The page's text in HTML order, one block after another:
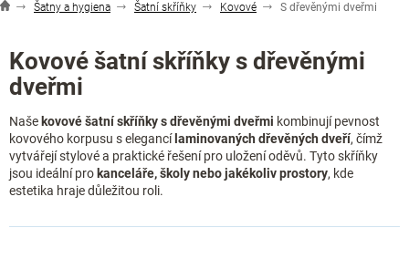
Šatny a hygiena Šatní skříňky Kovové S dřevěnými dveřmi
Kovové šatní skříňky s dřevěnými
dveřmi
Naše kovové šatní skříňky s dřevěnými dveřmi kombinují pevnost
kovového korpusu s elegancí laminovaných dřevěných dveří, čímž
vytvářejí stylové a praktické řešení pro uložení oděvů. Tyto skříňky
jsou ideální pro kanceláře, školy nebo jakékoliv prostory, kde
estetika hraje důležitou roli.